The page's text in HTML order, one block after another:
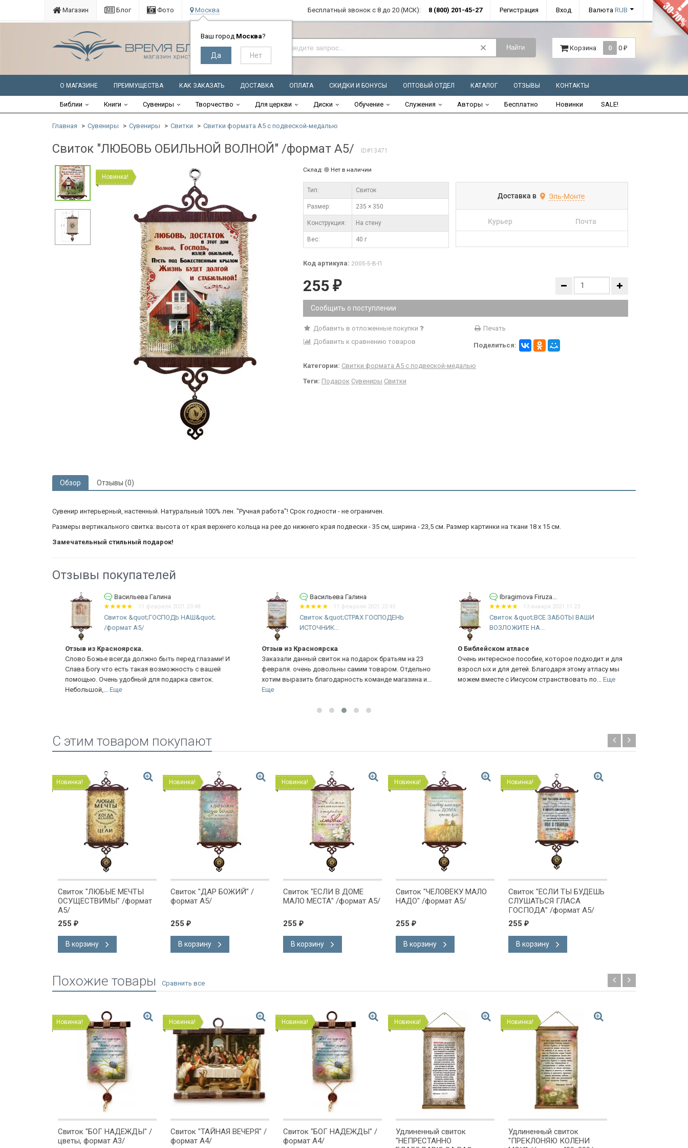
Магазин Блог Фото Москва
Ваш город Москва?
Бесплатный звонок с 8 до 20 (МСК): 8 (800) 201-45-27 Регистрация Вход Валюта RUB
Найти Корзина 0 0 ₽
О МАГАЗИНЕ ПРЕИМУЩЕСТВА КАК ЗАКАЗАТЬ ДОСТАВКА ОПЛАТА СКИДКИ И БОНУСЫ ОПТОВЫЙ ОТДЕЛ КАТАЛОГ ОТЗЫВЫ КОНТАКТЫ
Библии Книги Сувениры Творчество Для церкви Диски Обучение Служения Авторы Бесплатно Новинки SALE!
Главная Сувениры Сувениры Свитки Свитки формата А5 с подвеской-медалью
Свиток "ЛЮБОВЬ ОБИЛЬНОЙ ВОЛНОЙ" /формат А5/ ID#13471
Новинка!
Склад: Нет в наличии
Тип: Свиток
Размер: 235 × 350
Конструкция: На стену
Вес: 40 г
Доставка в Эль-Монте
Курьер Почта
Код артикула: 2005-5-В-П
255 ₽
Сообщить о поступлении
Добавить в отложенные покупки
Печать
Добавить к сравнению товаров
Поделиться:
Категории: Свитки формата А5 с подвеской-медалью
Теги: Подарок Сувениры Свитки
Обзор Отзывы (0)
Сувенир интерьерный, настенный. Натуральный 100% лен. "Ручная работа"! Срок годности - не ограничен.
Размеры вертикального свитка: высота от края верхнего кольца на рее до нижнего края подвески - 35 см, ширина - 23,5 см. Размер картинки на ткани 18 х 15 см.
Замечательный стильный подарок!
Отзывы покупателей
Васильева Галина
11 февраля 2021 23:48
Свиток &quot;ГОСПОДЬ НАШ&quot;
/формат А5/
Отзыв из Красноярска.
Слово Божье всегда должно быть перед глазами! И
Слава Богу что есть такая возможность с вашей
помощью. Очень удобный для подарка свиток.
Небольшой,...Еще
Васильева Галина
11 февраля 2021 23:45
Свиток &quot;СТРАХ ГОСПОДЕНЬ
ИСТОЧНИК...
Отзыв из Красноярска
Заказали данный свиток на подарок братьям на 23
февраля. очень довольны самим товаром. Отдельно
хотим выразить благодарность команде магазина и...
Еще
Ibragimova Firuza...
13 января 2021 11:23
Свиток &quot;ВСЕ ЗАБОТЫ ВАШИ
ВОЗЛОЖИТЕ НА...
О Библейском атласе
Очень интересное пособие, которое подходит и для
взросл ых и для детей. Благодаря этому атласу мы
можем вместе с Иисусом странствовать по...Еще
C этим товаром покупают
Новинка!
Свиток "ЛЮБЫЕ МЕЧТЫ
ОСУЩЕСТВИМЫ" /формат
А5/
255 ₽
В корзину
Новинка!
Свиток "ДАР БОЖИЙ" /
формат А5/
255 ₽
В корзину
Новинка!
Свиток "ЕСЛИ В ДОМЕ
МАЛО МЕСТА" /формат А5/
255 ₽
В корзину
Новинка!
Свиток "ЧЕЛОВЕКУ МАЛО
НАДО" /формат А5/
255 ₽
В корзину
Новинка!
Свиток "ЕСЛИ ТЫ БУДЕШЬ
СЛУШАТЬСЯ ГЛАСА
ГОСПОДА" /формат А5/
255 ₽
В корзину
Похожие товары
Новинка!
Свиток "БОГ НАДЕЖДЫ" /
цветы, формат А3/
Новинка!
Свиток "ТАЙНАЯ ВЕЧЕРЯ" /
формат А4/
Новинка!
Свиток "БОГ НАДЕЖДЫ" /
формат А4/
Новинка!
Удлиненный свиток
"НЕПРЕСТАННО
Новинка!
Удлиненный свиток
"ПРЕКЛОНЯЮ КОЛЕНИ